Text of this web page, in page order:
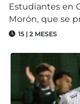
Estudiantes en
Morón, que se
15 | 2 MESES